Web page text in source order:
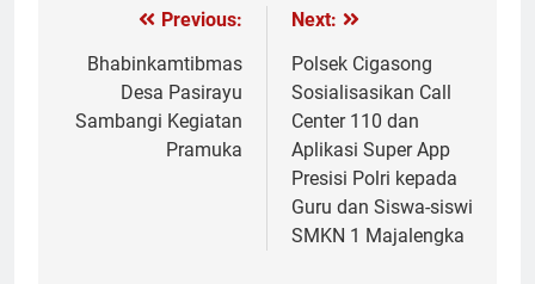
Navigasi
pos
Previous:
Bhabinkamtibmas
Desa Pasirayu
Sambangi Kegiatan
Pramuka
Next:
Polsek Cigasong
Sosialisasikan Call
Center 110 dan
Aplikasi Super App
Presisi Polri kepada
Guru dan Siswa-siswi
SMKN 1 Majalengka